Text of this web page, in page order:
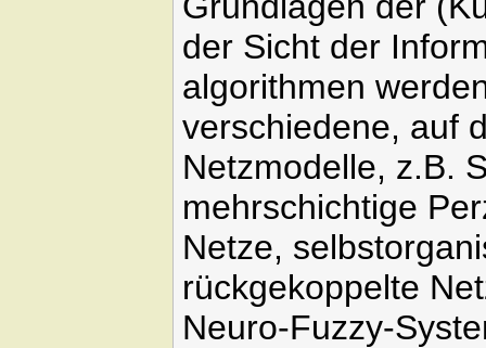
der Sicht der
algorithmen
verschiedene, auf
Netzmodelle, z.B.
mehrschichtige
Netze,
rückgekoppelte
Neuro-Fuzzy-